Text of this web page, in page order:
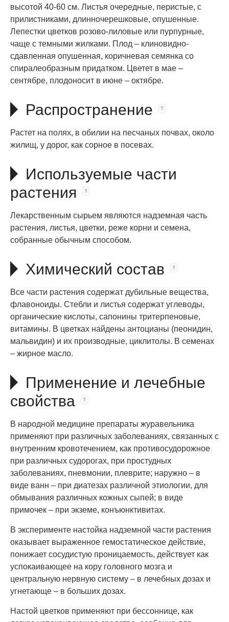
высотой 40-60 см. Листья очередные, перистые, с
прилистниками, длинночерешковые, опушенные.
Лепестки цветков розово-лиловые или пурпурные,
чаще с темными жилками. Плод – клиновидно-
сдавленная опушенная, коричневая семянка со
спиралеобразным придатком. Цветет в мае –
сентябре, плодоносит в июне – октябре.
Распространение
Растет на полях, в обилии на песчаных почвах, около
жилищ, у дорог, как сорное в посевах.
Используемые части
растения
Лекарственным сырьем являются надземная часть
растения, листья, цветки, реже корни и семена,
собранные обычным способом.
Химический состав
Все части растения содержат дубильные вещества,
флавоноиды. Стебли и листья содержат углеводы,
органические кислоты, сапонины тритерпеновые,
витамины. В цветках найдены антоцианы (пеонидин,
мальвидин) и их производные, циклитолы. В семенах
– жирное масло.
Применение и лечебные
свойства
В народной медицине препараты журавельника
применяют при различных заболеваниях, связанных с
внутренним кровотечением, как противосудорожное
при различных судорогах, при простудных
заболеваниях, пневмонии, плеврите; наружно – в
виде ванн – при диатезах различной этиологии, для
обмывания различных кожных сыпей; в виде
примочек – при экземе, конъюнктивитах.
В эксперименте настойка надземной части растения
оказывает выраженное гемостатическое действие,
понижает сосудистую проницаемость, действует как
успокаивающее на кору головного мозга и
центральную нервную систему – в лечебных дозах и
угнетающе – в больших дозах.
Настой цветков применяют при бессоннице, как